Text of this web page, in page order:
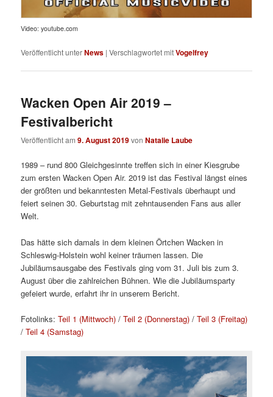
Video: youtube.com
Veröffentlicht unterNews |Verschlagwortet mitVogelfrey
Wacken Open Air 2019 –
Festivalbericht
Veröffentlicht am9. August 2019vonNatalie Laube
1989 – rund 800 Gleichgesinnte treffen sich in einer Kiesgrube
zum ersten Wacken Open Air. 2019 ist das Festival längst eines
der größten und bekanntesten Metal-Festivals überhaupt und
feiert seinen 30. Geburtstag mit zehntausenden Fans aus aller
Welt.
Das hätte sich damals in dem kleinen Örtchen Wacken in
Schleswig-Holstein wohl keiner träumen lassen. Die
Jubiläumsausgabe des Festivals ging vom 31. Juli bis zum 3.
August über die zahlreichen Bühnen. Wie die Jubiläumsparty
gefeiert wurde, erfahrt ihr in unserem Bericht.
Fotolinks:Teil 1 (Mittwoch) /Teil 2 (Donnerstag) /Teil 3 (Freitag)
/Teil 4 (Samstag)